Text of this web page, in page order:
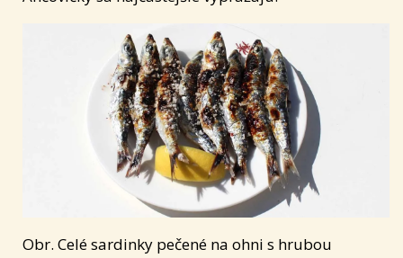
Obr. Celé sardinky pečené na ohni s hrubou